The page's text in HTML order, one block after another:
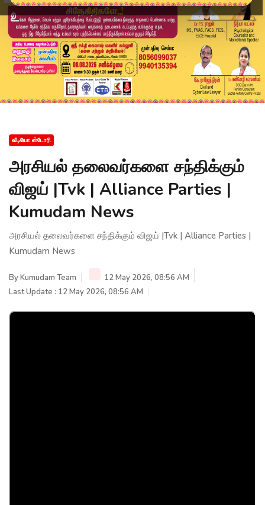
வீடியோ ஸ்டோரி
அரசியல் தலைவர்களை சந்திக்கும்
விஜய் |Tvk | Alliance Parties |
Kumudam News
அரசியல் தலைவர்களை சந்திக்கும் விஜய் |Tvk | Alliance Parties |
Kumudam News
ByKumudam Team
12 May 2026, 08:56 AM
Last Update : 12 May 2026, 08:56 AM